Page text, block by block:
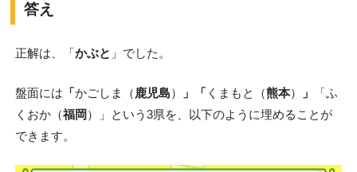
答え
正解は、「かぶと 」でした。
盤面には 「かごしま（ 鹿児島） 」「 くまもと（熊本） 」
「ふ
くおか（福岡 ）」という3県を、以下のように埋めることが
できます。